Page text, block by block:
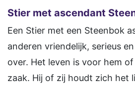
Stier met ascendant
Een Stier met een Steenbok
anderen vriendelijk, serieus
over. Het leven is voor hem
zaak. Hij of zij houdt zich het